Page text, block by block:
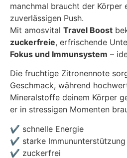
manchmal braucht der Körper
zuverlässigen Push.
Mit amosvital Travel Boost
zuckerfreie, erfrischende
Fokus und Immunsystem –
Die fruchtige Zitronennote
Geschmack, während
Mineralstoffe deinem Körper
er in stressigen Momenten
✔ schnelle Energie
✔ starke Immununterstützung
✔ zuckerfrei